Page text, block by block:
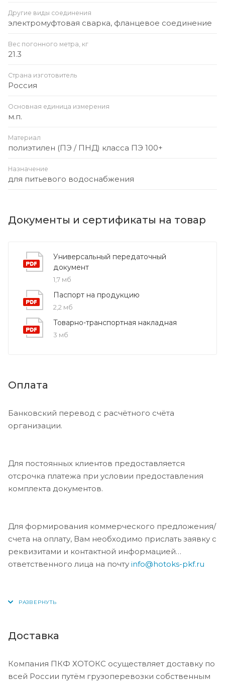
Другие виды соединения
электромуфтовая сварка, фланцевое соединение
Вес погонного метра, кг
21.3
Страна изготовитель
Россия
Основная единица измерения
м.п.
Материал
полиэтилен (ПЭ / ПНД) класса ПЭ 100+
Назначение
для питьевого водоснабжения
Документы и сертификаты на товар
Универсальный передаточный
документ
1,7 мб
Паспорт на продукцию
2,2 мб
Товарно-транспортная накладная
3 мб
Оплата
Банковский перевод с расчётного счёта
организации.
Для постоянных клиентов предоставляется
отсрочка платежа при условии предоставления
комплекта документов.
Для формирования коммерческого предложения/
счета на оплату, Вам необходимо прислать заявку с
реквизитами и контактной информацией
ответственного лица на почту info@hotoks-pkf.ru
Доставка
Компания ПКФ ХОТОКС осуществляет доставку по
всей России путём грузоперевозки собственным